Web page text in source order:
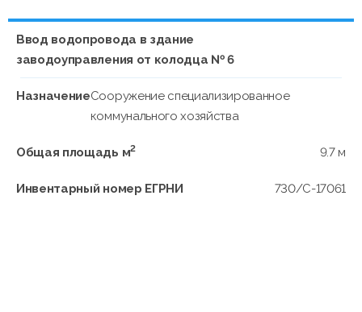
Ввод водопровода в здание
заводоуправления от колодца № 6
НазначениеСооружение специализированное
коммунального хозяйства
Общая площадь м2 9.7 м
Инвентарный номер ЕГРНИ 730/C-17061